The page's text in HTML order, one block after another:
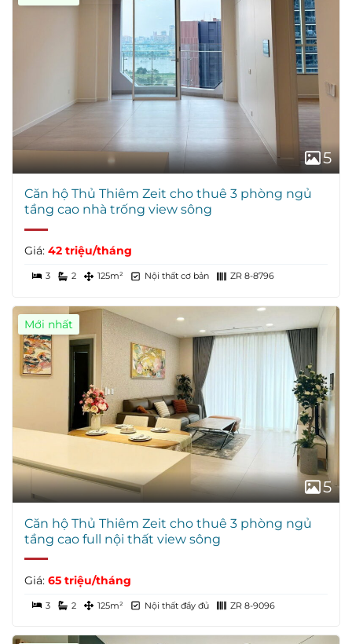
5
Căn hộ Thủ Thiêm Zeit cho thuê 3 phòng ngủ
tầng cao nhà trống view sông
Giá: 42 triệu/tháng
3 2 125m² Nội thất cơ bản ZR 8-8796
Mới nhất
5
Căn hộ Thủ Thiêm Zeit cho thuê 3 phòng ngủ
tầng cao full nội thất view sông
Giá: 65 triệu/tháng
3 2 125m² Nội thất đầy đủ ZR 8-9096